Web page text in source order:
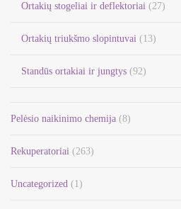
Ortakių stogeliai ir deflektoriai (27)
Ortakių triukšmo slopintuvai (13)
Standūs ortakiai ir jungtys (92)
Pelėsio naikinimo chemija (8)
Rekuperatoriai (263)
Uncategorized (1)